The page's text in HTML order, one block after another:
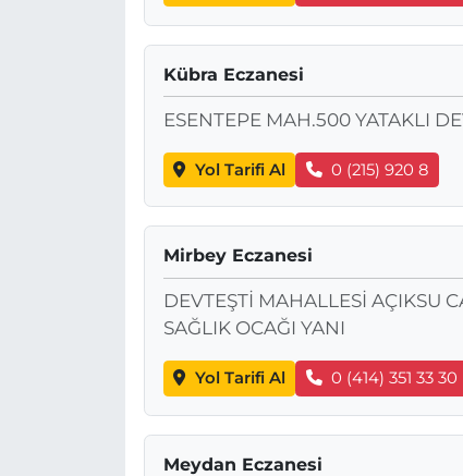
Kübra Eczanesi
ESENTEPE MAH.500 YATAKLI
Yol Tarifi Al 0 (215) 920 8
Mirbey Eczanesi
DEVTEŞTİ MAHALLESİ AÇIKSU
SAĞLIK OCAĞI YANI
Yol Tarifi Al 0 (414) 351 33 30
Meydan Eczanesi